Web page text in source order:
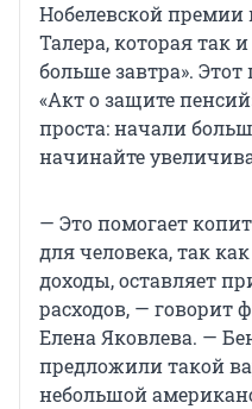
Нобелевской
Талера, которая так
больше завтра».
«Акт о защите
проста: начали
начинайте
— Это помогает
для человека, так
доходы, оставляет
расходов, — говорит
Елена Яковлева. —
предложили такой
небольшой